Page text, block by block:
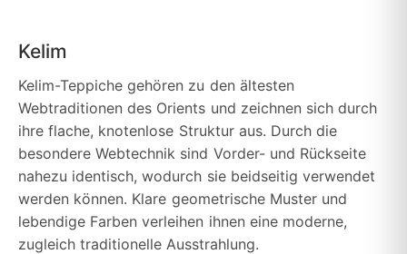
Kelim
Kelim-Teppiche gehören zu den ältesten
Webtraditionen des Orients und zeichnen sich durch
ihre flache, knotenlose Struktur aus. Durch die
besondere Webtechnik sind Vorder- und Rückseite
nahezu identisch, wodurch sie beidseitig verwendet
werden können. Klare geometrische Muster und
lebendige Farben verleihen ihnen eine moderne,
zugleich traditionelle Ausstrahlung.